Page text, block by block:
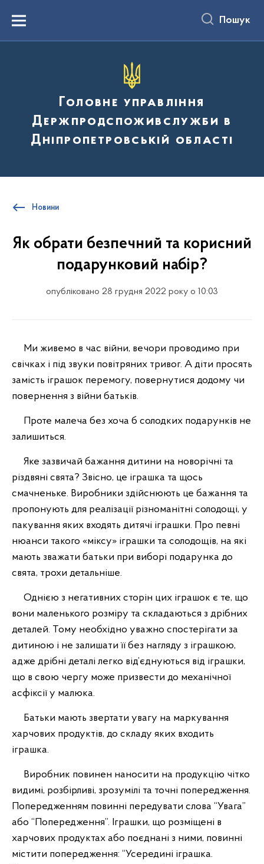
вмістуMenu Пошук
Головне управління
Держпродспоживслужби в
Дніпропетровській області
Новини
Як обрати безпечний та корисний
подарунковий набір?
опубліковано 28 грудня 2022 року о 10:03
Ми живемо в час війни, вечори проводимо при
свічках і під звуки повітряних тривог. А діти просять
замість іграшок перемогу, повернутися додому чи
повернення з війни батьків.
Проте малеча без хоча б солодких подарунків не
залишиться.
Яке зазвичай бажання дитини на новорічні та
різдвяні свята? Звісно, це іграшка та щось
смачненьке. Виробники здійснюють це бажання та
пропонують для реалізації різноманітні солодощі, у
пакування яких входять дитячі іграшки. Про певні
нюанси такого «міксу» іграшки та солодощів, на які
мають зважати батьки при виборі подарунка до
свята, трохи детальніше.
Однією з негативних сторін цих іграшок є те, що
вони маленького розміру та складаються з дрібних
деталей. Тому необхідно уважно спостерігати за
дитиною і не залишати її без нагляду з іграшкою,
адже дрібні деталі легко від’єднуються від іграшки,
що в свою чергу може призвести до механічної
асфіксії у малюка.
Батьки мають звертати увагу на маркування
харчових продуктів, до складу яких входить
іграшка.
Виробник повинен наносити на продукцію чітко
видимі, розбірливі, зрозумілі та точні попередження.
Попередженням повинні передувати слова “Увага”
або “Попередження”. Іграшки, що розміщені в
харчових продуктах або поєднані з ними, повинні
містити попередження: “Усередині іграшка.